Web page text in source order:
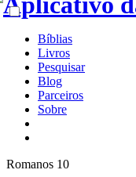
Bíblias
Livros
Pesquisar
Blog
Parceiros
Sobre
Romanos 10